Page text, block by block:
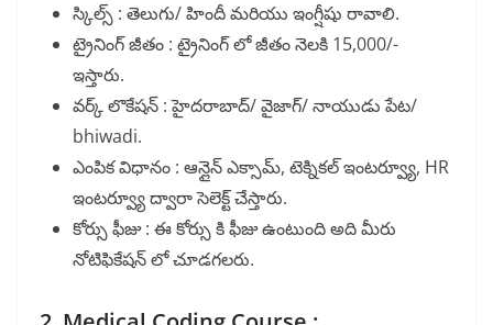
స్కిల్స్ : తెలుగు/ హిందీ మరియు ఇంగ్షీషు రావాలి.
ట్రైనింగ్ జీతం : ట్రైనింగ్ లో జీతం నెలకి 15,000/-
ఇస్తారు.
వర్క్ లొకేషన్ : హైదరాబాద్/ వైజాగ్/ నాయుడు పేట/
bhiwadi.
ఎంపిక విధానం : ఆన్లైన్ ఎక్సామ్, టెక్నికల్ ఇంటర్వ్యూ, HR
ఇంటర్వ్యూ ద్వారా సెలెక్ట్ చేస్తారు.
కోర్సు ఫీజు : ఈ కోర్సు కి ఫీజు ఉంటుంది అది మీరు
నోటిఫికేషన్ లో చూడగలరు.